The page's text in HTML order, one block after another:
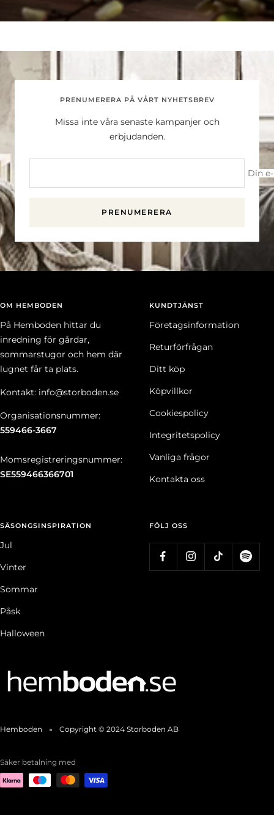
PRENUMERERA PÅ VÅRT NYHETSBREV
Missa inte våra senaste kampanjer och
erbjudanden.
Din
PRENUMERERA
OM HEMBODEN
På Hemboden hittar du
inredning för gårdar,
sommarstugor och hem där
lugnet får ta plats.
Kontakt: info@storboden.se
Organisationsnummer:
559466-3667
Momsregistreringsnummer:
SE559466366701
KUNDTJÄNST
Företagsinformation
Returförfrågan
Ditt köp
Köpvillkor
Cookiespolicy
Integritetspolicy
Vanliga frågor
Kontakta oss
SÄSONGSINSPIRATION
Jul
Vinter
Sommar
Påsk
Halloween
FÖLJ OSS
Hemboden Copyright © 2024 Storboden AB
Säker betalning med